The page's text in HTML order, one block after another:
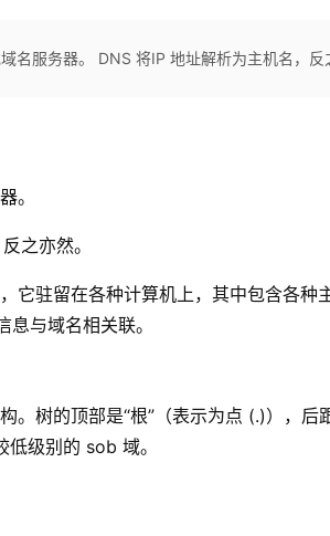
名服务器。 DNS 将IP 地址解析为主机名，反
。
之亦然。
它驻留在各种计算机上，其中包含各种
与域名相关联。
。树的顶部是“根”（表示为点 (.)），后
级别的 sob 域。